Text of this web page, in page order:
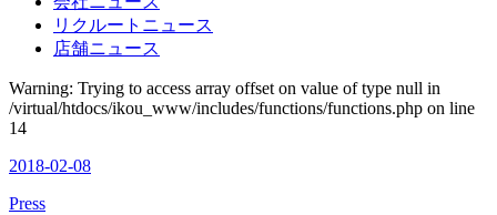
リクルートニュース
店舗ニュース
Warning: Trying to access array offset on value of type null in
/virtual/htdocs/ikou_www/includes/functions/functions.php on line
14
2018-02-08
Press